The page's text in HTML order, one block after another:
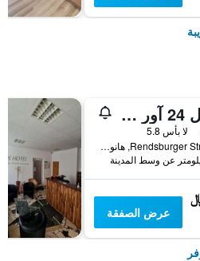
موتل 24 آور هانوفر
لا بأس 5.8
Rendsburger Str. 28A, هانوفر, ساكسونيا السفلى, ألمانيا
عرض الصفقة